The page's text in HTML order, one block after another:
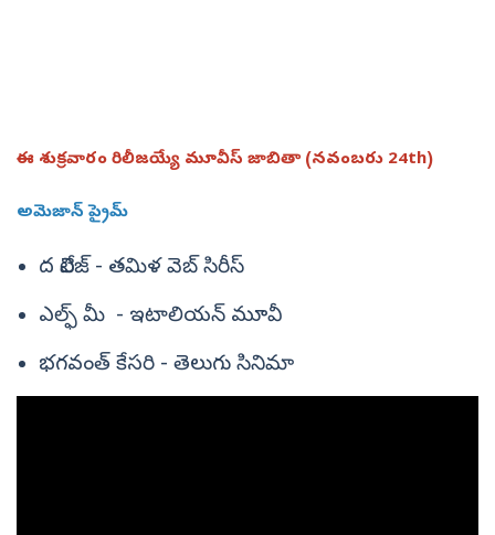
ఈ శుక్రవారం రిలీజయ్యే మూవీస్ జాబితా (నవంబరు 24th)
అమెజాన్ ప్రైమ్
ద విలేజ్ - తమిళ వెబ్ సిరీస్
ఎల్ఫ్ మీ - ఇటాలియన్ మూవీ
భగవంత్ కేసరి - తెలుగు సినిమా